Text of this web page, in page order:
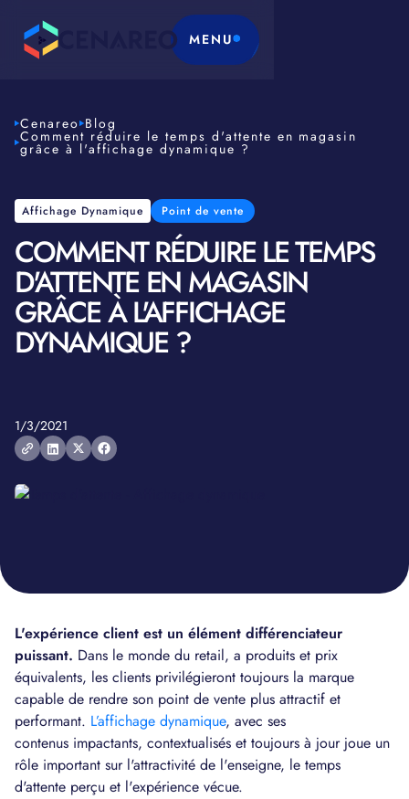
MENU
Cenareo Blog
Comment réduire le temps d'attente en magasin
grâce à l'affichage dynamique ?
Affichage Dynamique Point de vente
COMMENT RÉDUIRE LE TEMPS
D'ATTENTE EN MAGASIN
GRÂCE À L'AFFICHAGE
DYNAMIQUE ?
1/3/2021
L'expérience client est un élément différenciateur
puissant. Dans le monde du retail, a produits et prix
équivalents, les clients privilégieront toujours la marque
capable de rendre son point de vente plus attractif et
performant. L’affichage dynamique, avec ses
contenus impactants, contextualisés et toujours à jour joue un
rôle important sur l'attractivité de l'enseigne, le temps
d'attente perçu et l'expérience vécue.